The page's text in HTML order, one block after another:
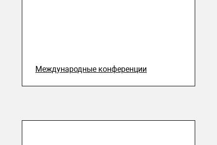
Международные конференции